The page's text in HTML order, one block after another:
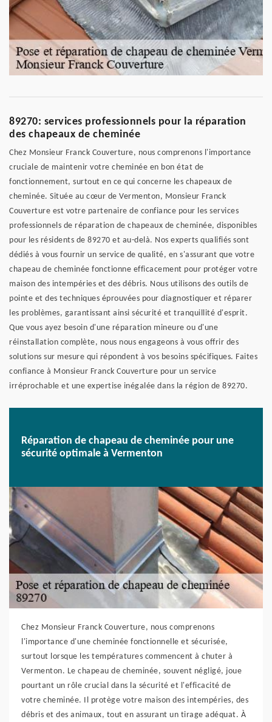
89270: services professionnels pour la réparation
des chapeaux de cheminée
Chez Monsieur Franck Couverture, nous comprenons l'importance
cruciale de maintenir votre cheminée en bon état de
fonctionnement, surtout en ce qui concerne les chapeaux de
cheminée. Située au cœur de Vermenton, Monsieur Franck
Couverture est votre partenaire de confiance pour les services
professionnels de réparation de chapeaux de cheminée, disponibles
pour les résidents de 89270 et au-delà. Nos experts qualifiés sont
dédiés à vous fournir un service de qualité, en s'assurant que votre
chapeau de cheminée fonctionne efficacement pour protéger votre
maison des intempéries et des débris. Nous utilisons des outils de
pointe et des techniques éprouvées pour diagnostiquer et réparer
les problèmes, garantissant ainsi sécurité et tranquillité d'esprit.
Que vous ayez besoin d'une réparation mineure ou d'une
réinstallation complète, nous nous engageons à vous offrir des
solutions sur mesure qui répondent à vos besoins spécifiques. Faites
confiance à Monsieur Franck Couverture pour un service
irréprochable et une expertise inégalée dans la région de 89270.
Réparation de chapeau de cheminée pour une
sécurité optimale à Vermenton
Chez Monsieur Franck Couverture, nous comprenons
l'importance d'une cheminée fonctionnelle et sécurisée,
surtout lorsque les températures commencent à chuter à
Vermenton. Le chapeau de cheminée, souvent négligé, joue
pourtant un rôle crucial dans la sécurité et l'efficacité de
votre cheminée. Il protège votre maison des intempéries, des
débris et des animaux, tout en assurant un tirage adéquat. À